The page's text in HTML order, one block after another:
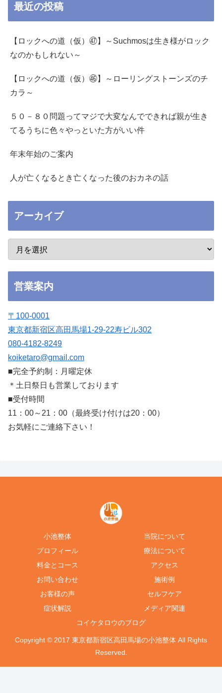
最近の投稿
【ロックへの道（仮）㊼】～Suchmosは生き様がロック
なのかもしれない～
【ロックへの道（仮）㊻】～ローリングストーンズのチ
カラ～
５０－８０問題ってマジで大変なんでできれば親が生き
てるうちに色々やっといた方がいい件
年末年始のご案内
人が亡くなるとき亡くなった後のおカネの話
アーカイブ
営業案内
〒100-0001
東京都新宿区高田馬場1-29-22寿ビル302
080-4182-8249
koiketaro@gmail.com
■完全予約制：月曜定休
＊土日祭日も営業しております
■受付時間
11：00～21：00（最終受け付けは20：00）
お気軽にご連絡下さい！
小池整体
当院について
プロフィール
療法について
料金とコース
アクセス
お問い合わせ
施術例
お客様の声
セルフケア
症状解説
メディア関連
コイケタロウのブログ
Copyright © 2017 東京都新宿区高田馬場の小池整体 All Rights
Reserved.